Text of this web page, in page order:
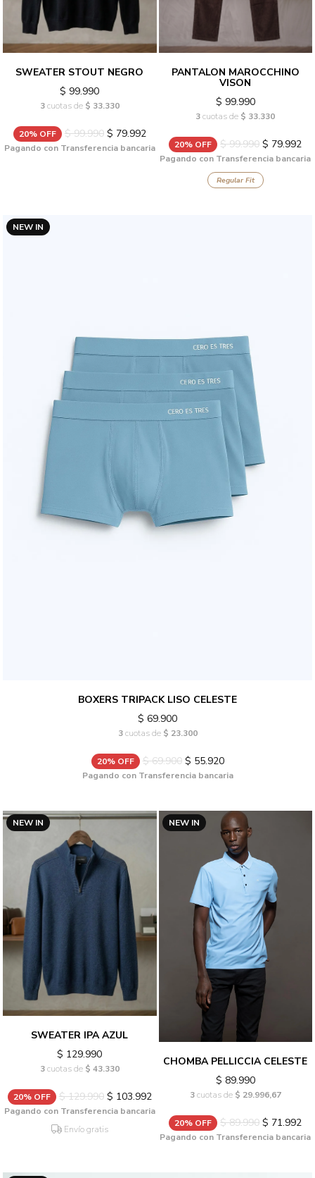
SWEATER STOUT NEGRO
$ 99.990
3cuotas de $ 33.330
20% OFF $ 99.990$ 79.992
Pagando con Transferencia bancaria
PANTALON MAROCCHINO
VISON
$ 99.990
3cuotas de $ 33.330
20% OFF $ 99.990 $ 79.992
Pagando con Transferencia bancaria
Regular Fit
NEW IN
BOXERS TRIPACK LISO CELESTE
$ 69.900
3cuotas de $ 23.300
20% OFF $ 69.900$ 55.920
Pagando con Transferencia bancaria
NEW IN
SWEATER IPA AZUL
$ 129.990
3cuotas de $ 43.330
20% OFF $ 129.990$ 103.992
Pagando con Transferencia bancaria
Envío gratis
NEW IN
CHOMBA PELLICCIA CELESTE
$ 89.990
3cuotas de $ 29.996,67
20% OFF $ 89.990 $ 71.992
Pagando con Transferencia bancaria